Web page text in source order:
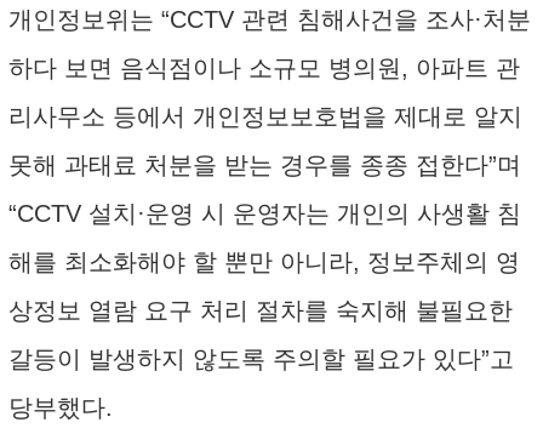
개인정보위는 “CCTV 관련 침해사건을 조사·처분
하다 보면 음식점이나 소규모 병의원, 아파트 관
리사무소 등에서 개인정보보호법을 제대로 알지
못해 과태료 처분을 받는 경우를 종종 접한다”며
“CCTV 설치·운영 시 운영자는 개인의 사생활 침
해를 최소화해야 할 뿐만 아니라, 정보주체의 영
상정보 열람 요구 처리 절차를 숙지해 불필요한
갈등이 발생하지 않도록 주의할 필요가 있다”고
당부했다.